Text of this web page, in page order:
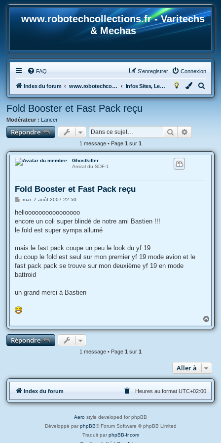
www.robotechcollections.fr - Varitechs
& Mechas
FAQ Connexion
S’enregistrer
Index du forum www.robotechcollections.fr - Robotech & Macross Toys French Forum !!! Infos Sites, Le site vous a rendu service? Présentation des nouveaux ?
e
c
e
Fold Booster et Fast Pack reçu
Modérateur : Lancer
Répondre Rechercher
1 message • Page 1 sur 1
Ghostkiller
Amiral du SDF-1
Fold Booster et Fast Pack reçu
M
s
a
g
mar. 7 août 2007 22:50
helloooooooooooooooo
encore un coli super blindé de notre ami Bastien !!!
le fold est super sympa allumé
mais le fast pack coupe un peu le look du yf 19
du coup le fold est seul sur mon premier yf 19 mode avion et le
fast pack pack se trouve sur mon deuxième yf 19 en mode
battroid
un grand merci à Bastien
a
u
Répondre
1 message • Page 1 sur 1
Aller à
Index du forum Heures au format UTC+02:00
Aero style developed for phpBB
Développé par phpBB® Forum Software © phpBB Limited
Traduit par phpBB-fr.com